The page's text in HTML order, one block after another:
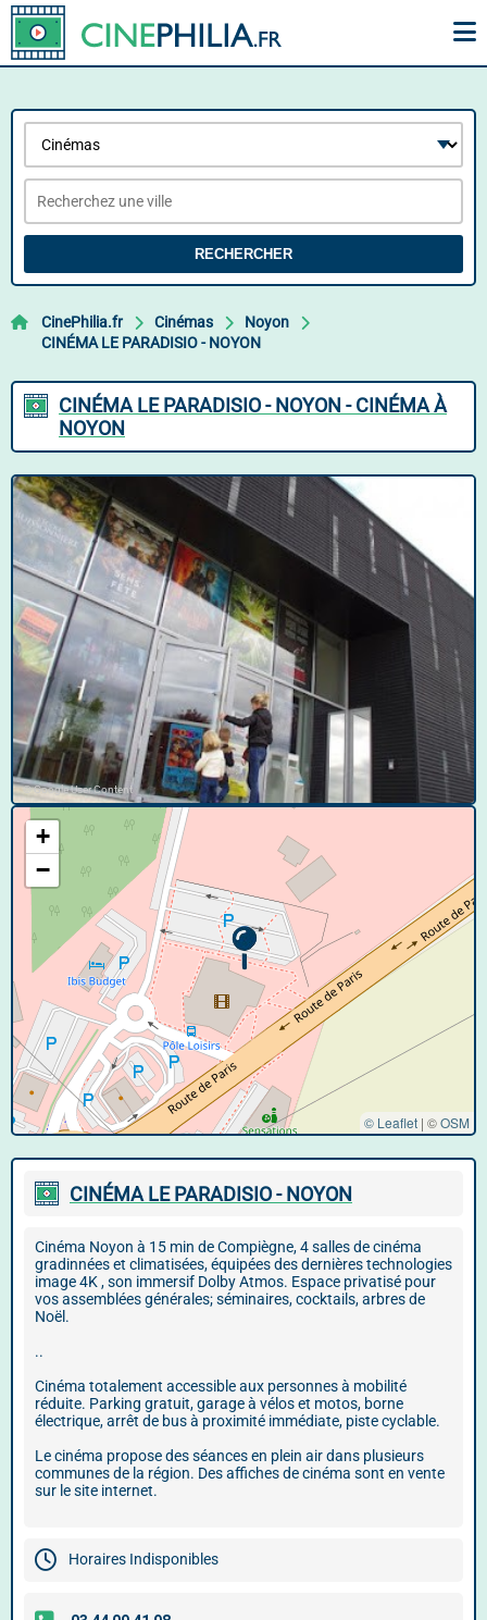
RECHERCHER
CinePhilia.fr Cinémas
Noyon
CINÉMA LE PARADISIO - NOYON
CINÉMA LE PARADISIO - NOYON - CINÉMA À
NOYON
© Google User Content
+
−
© Leaflet | ©OSM
CINÉMA LE PARADISIO - NOYON
Cinéma Noyon à 15 min de Compiègne, 4 salles de cinéma
gradinnées et climatisées, équipées des dernières technologies
image 4K , son immersif Dolby Atmos. Espace privatisé pour
vos assemblées générales; séminaires, cocktails, arbres de
Noël.
..
Cinéma totalement accessible aux personnes à mobilité
réduite. Parking gratuit, garage à vélos et motos, borne
électrique, arrêt de bus à proximité immédiate, piste cyclable.
Le cinéma propose des séances en plein air dans plusieurs
communes de la région. Des affiches de cinéma sont en vente
sur le site internet.
Horaires Indisponibles